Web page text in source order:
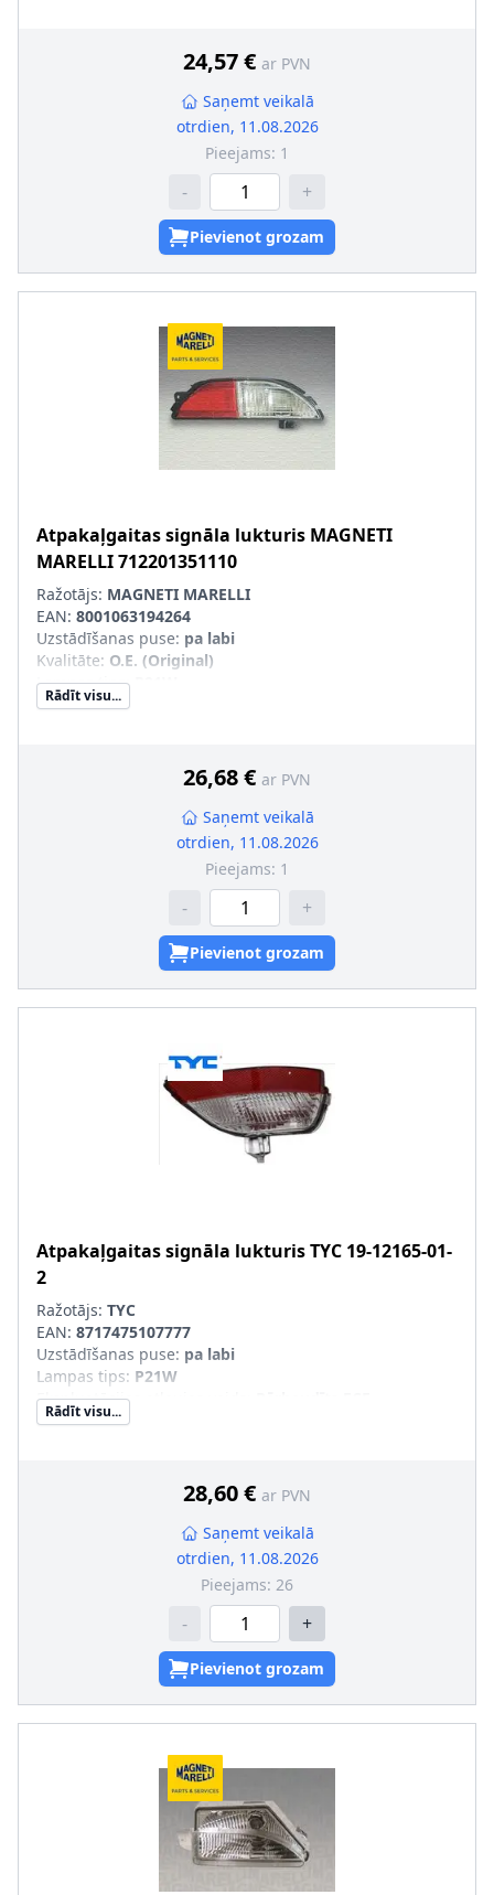
24,57 € ar PVN
Saņemt veikalā
otrdien, 11.08.2026
Pieejams: 1
- +
Pievienot grozam
Atpakaļgaitas signāla lukturis MAGNETI
MARELLI712201351110
Ražotājs: MAGNETI MARELLI
EAN: 8001063194264
Uzstādīšanas puse: pa labi
Kvalitāte: O.E. (Original)
Lampas tips:
Kreisās-/Labās puses kustība
pāra artikulu numuri:712201451110
Rādīt visu...
26,68 € ar PVN
Saņemt veikalā
otrdien, 11.08.2026
Pieejams: 1
- +
Pievienot grozam
Atpakaļgaitas signāla lukturisTYC 19-12165-01-
2
Ražotājs: TYC
EAN: 8717475107777
Uzstādīšanas puse: pa labi
Lampas tips: P21W
Ekspluatācijas atļaujas veids
Papildus artikuls/Papildus informācija
Rādīt visu...
28,60 € ar PVN
Saņemt veikalā
otrdien, 11.08.2026
Pieejams: 26
- +
Pievienot grozam